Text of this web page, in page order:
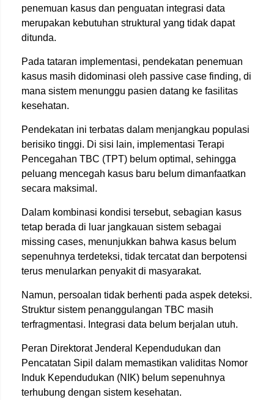
penemuan kasus dan penguatan integrasi data
merupakan kebutuhan struktural yang tidak dapat
ditunda.
Pada tataran implementasi, pendekatan penemuan
kasus masih didominasi oleh passive case finding, di
mana sistem menunggu pasien datang ke fasilitas
kesehatan.
Pendekatan ini terbatas dalam menjangkau populasi
berisiko tinggi. Di sisi lain, implementasi Terapi
Pencegahan TBC (TPT) belum optimal, sehingga
peluang mencegah kasus baru belum dimanfaatkan
secara maksimal.
Dalam kombinasi kondisi tersebut, sebagian kasus
tetap berada di luar jangkauan sistem sebagai
missing cases, menunjukkan bahwa kasus belum
sepenuhnya terdeteksi, tidak tercatat dan berpotensi
terus menularkan penyakit di masyarakat.
Namun, persoalan tidak berhenti pada aspek deteksi.
Struktur sistem penanggulangan TBC masih
terfragmentasi. Integrasi data belum berjalan utuh.
Peran Direktorat Jenderal Kependudukan dan
Pencatatan Sipil dalam memastikan validitas Nomor
Induk Kependudukan (NIK) belum sepenuhnya
terhubung dengan sistem kesehatan.